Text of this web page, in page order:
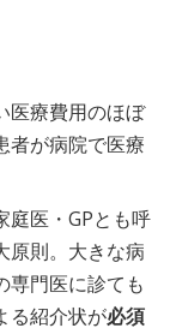
医療費用のほぼ
者が病院で医療
庭医・GPとも呼
原則。大きな病
専門医に診ても
る紹介状が必須